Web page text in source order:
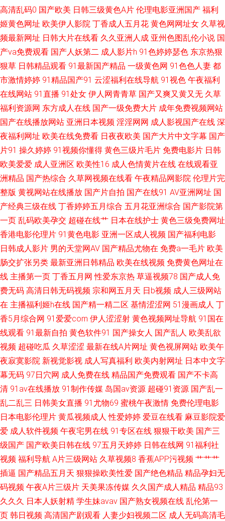
幕日韩专区 五月天性爱导航 日本a在线观看视频 亚洲线路一二三 丁香婷婷乱
鲁 国产成人宗合 91青青草 免费老司机福利社 亚码精品国产精 国产精品福利
专区传媒 91探花精品在线 欧美日韩精品推荐欧美 九九精品99久久 欧美熟女
二区 亚洲久草网 精品一二三四匹 国产中文11 大香蕉99va 大香蕉伊人天堂
夜无码视频 国产情品资源 影视先锋成人无码AV 海角不伦影院 成人五月网
avav福利 东方av在线观 传媒视频在线观看 一区一区一去一级 婷婷五月天性
爱色图 色色应用 俺来也伦理黄 91色情软件 婷婷五月激情五月一本 www日
本永久 影音先锋四虎影院 亚洲AV色1 国产性爱AV 久草视频下线 老司机福利
社在线下载 久草免费福利 久热草无码 91网站视频在线观看 国产91AV在线播
放 51海角视频在线 91传媒性爱视频 日本啊v在线 日韩无码不卡网 五月天婷
婷综合社区网 日韩精品在线播放视频 午夜成人手机视频 91伊人在线影院 岛
国下线第一页 91康先生作品在线 日干夜撸 老司机精品 国产精品久久亚 91视
频最新导航 久久伊人久久 91蜜臀 欧美熟女综合导航 欧美偷拍不卡 日韩艹艹
伪娘色情 伊人久久艹 亚洲最大成人久久 萌白酱肏屄视频 久久偷拍 亚洲成av
人电影 五月婷婷女同 亚洲自蔚 AVAV综合网 91超碰在线人人干 亚洲天堂BT
91n日日视频网址 色情伦理午夜大片 天堂男人精品 色图肏肏肏 久久国产精
品色婷婷 香蕉AV热 精品国产自 av草逼网 91精品牛 日韩A片123 欧美浮力
高清乱码0 国产欧美 日韩三级黄色A片 伦理电影亚洲国产 福利
姬黄色网址 欧美伊人影院 丁香成人五月花 黄色网网址女 久草视
频最新网址 日韩大片在线看 久久亚洲人成 亚州色图乱伦小说 国
产va免费观看 国产人妖第二 成人影片h 91色婷婷瑟色 东京热狠
狠草 日韩精品观看 91最新国产精品 一级黄色网 91色色人妻 都
市激情婷婷 91精品国产91 云涩福利在线导航 91视色 午夜福利
在线网站 91直播 91处女 伊人网青青草 国产又爽又黄又无 久草
福利资源网 东方成人在线 国产一级免费大片 成年免费视频网站
国产在线播放网站 亚洲日本视频 淫淫网网 成人影视国产在线 深
夜福利网址 欧美在线免费看 日夜夜欧美 国产大片中文字幕 国产
片91 操久婷婷 91视频你懂得 黄色三级片毛片 免费电影片 日韩
欧美爱爱 成人亚洲区 欧美性16 成人色情黄片在线 在线观看亚
洲精品 国产热综合 久草网视频在线看 午夜精品网影院 伦理片完
整版 黄视网站在线播放 国产片自拍 国产在线91 AV亚洲网址 国
产经典三级在线 丁香婷婷五月综合 五月花亚洲综合 国产影院第
一页 乱码欧美孕交 超碰在线艹 日本在线护士 黄色三级免费网址
香港电影伦理片 91黄色电影 亚洲一区成人视频 国产福利电影
日韩成人影片 男的天堂网AV 国产精品尤物在 免费a一毛片 欧美
肠交扩张另类 最新亚洲日韩精品 欧美在线视频 免费黄色网址在
线 主播第一页 丁香五月网 性爱东京热 草逼视频78 国产成人免
费无码 高清日韩无码视频 宗和网五月天 日b视频 成人三级网站
在 主播福利姬h在线 国产精一精二区 基情涩涩网 51漫画成人 丁
香5月综合网 91爱爱com 伊人涩涩射 黄色视频网址导航 91国在
线观看 91最新自拍 黄色软件91 国产操女人 国产乱人 欧美乱欲
视频 超碰吃瓜 久草涩涩 最新在线A片网址 黄色视屏网站 欧美午
夜寂寞影院 新视觉影视 成人写真福利 欧美内射网址 日本中文字
幕无码 97日穴网 成人免费在线 精品国产免费观看 国产不卡高
清 91av在线播放 91制作传媒 岛国av资源 超碰91资源 国产乱一
乱二乱三 日韩美女直播 91尤物69 蜜桃午夜激情 免费伦理电影
日本电影伦理片 黄瓜视频成人 性爱婷婷 爱豆在线看 麻豆影院爱
爱 成人软件视频 午夜宅男在线 91专区在线 狠狠干欧美 国产三
级国产 国产欧美日韩在线 97五月天婷婷 日韩在线网 91福利社
视频 福利导航 A片三级网站 久草视频8 香蕉APP污视频 艹艹艹
插逼 国产精品五月天 狠狠操欧美性爱 国产绝色精品 精品孕妇无
码视频 午夜A片三级片 天美果冻传媒 久久国产成人精品 精品93
久久久 日本人妖射精 学生妹avav 国产熟女视频在线 乱伦第一
页 韩日视频 高清国产剧观看 人妻少妇视频二区 成人无码高清毛